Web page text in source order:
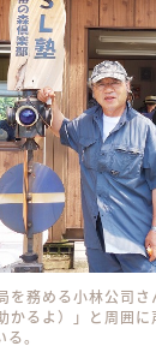
を務める小林公司
かるよ）」と周囲
。